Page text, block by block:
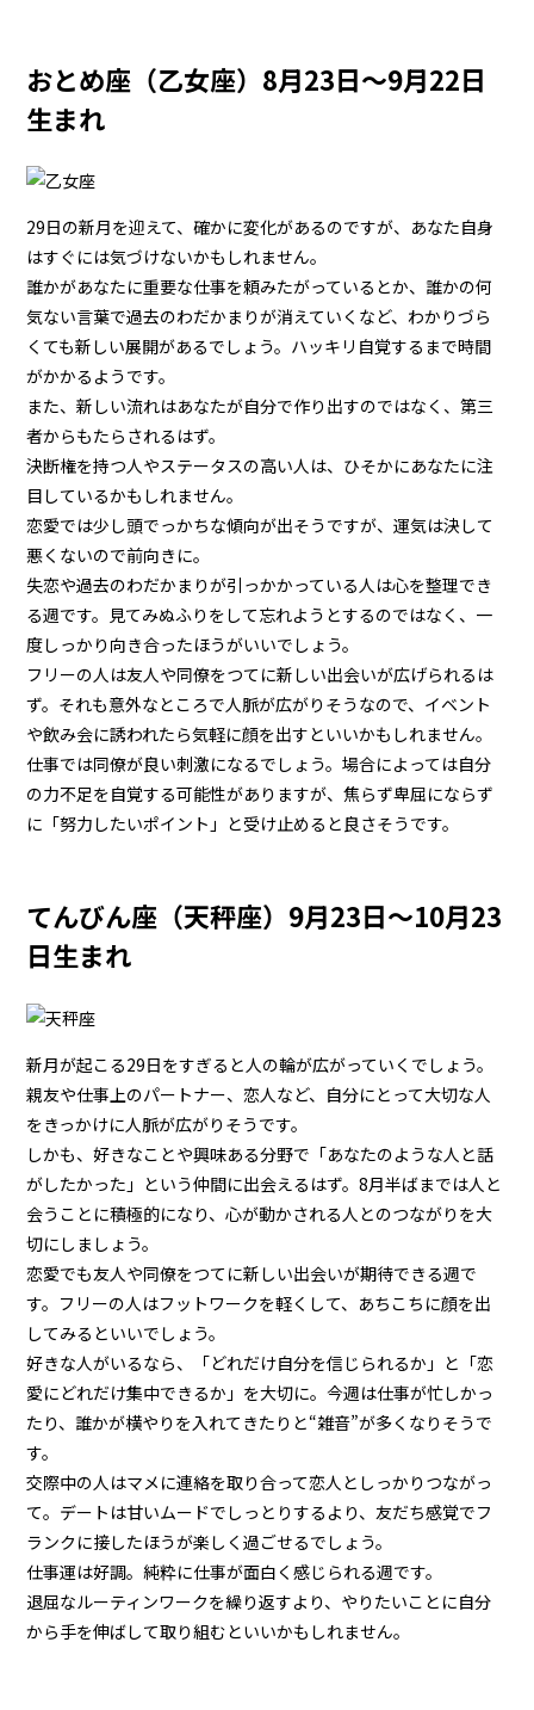
おとめ座（乙女座）8月23日～9月22日
生まれ
29日の新月を迎えて、確かに変化があるのですが、あなた自身
はすぐには気づけないかもしれません。
誰かがあなたに重要な仕事を頼みたがっているとか、誰かの何
気ない言葉で過去のわだかまりが消えていくなど、わかりづら
くても新しい展開があるでしょう。ハッキリ自覚するまで時間
がかかるようです。
また、新しい流れはあなたが自分で作り出すのではなく、第三
者からもたらされるはず。
決断権を持つ人やステータスの高い人は、ひそかにあなたに注
目しているかもしれません。
恋愛では少し頭でっかちな傾向が出そうですが、運気は決して
悪くないので前向きに。
失恋や過去のわだかまりが引っかかっている人は心を整理でき
る週です。見てみぬふりをして忘れようとするのではなく、一
度しっかり向き合ったほうがいいでしょう。
フリーの人は友人や同僚をつてに新しい出会いが広げられるは
ず。それも意外なところで人脈が広がりそうなので、イベント
や飲み会に誘われたら気軽に顔を出すといいかもしれません。
仕事では同僚が良い刺激になるでしょう。場合によっては自分
の力不足を自覚する可能性がありますが、焦らず卑屈にならず
に「努力したいポイント」と受け止めると良さそうです。
てんびん座（天秤座）9月23日～10月23
日生まれ
新月が起こる29日をすぎると人の輪が広がっていくでしょう。
親友や仕事上のパートナー、恋人など、自分にとって大切な人
をきっかけに人脈が広がりそうです。
しかも、好きなことや興味ある分野で「あなたのような人と話
がしたかった」という仲間に出会えるはず。8月半ばまでは人と
会うことに積極的になり、心が動かされる人とのつながりを大
切にしましょう。
恋愛でも友人や同僚をつてに新しい出会いが期待できる週で
す。フリーの人はフットワークを軽くして、あちこちに顔を出
してみるといいでしょう。
好きな人がいるなら、「どれだけ自分を信じられるか」と「恋
愛にどれだけ集中できるか」を大切に。今週は仕事が忙しかっ
たり、誰かが横やりを入れてきたりと“雑音”が多くなりそうで
す。
交際中の人はマメに連絡を取り合って恋人としっかりつながっ
て。デートは甘いムードでしっとりするより、友だち感覚でフ
ランクに接したほうが楽しく過ごせるでしょう。
仕事運は好調。純粋に仕事が面白く感じられる週です。
退屈なルーティンワークを繰り返すより、やりたいことに自分
から手を伸ばして取り組むといいかもしれません。